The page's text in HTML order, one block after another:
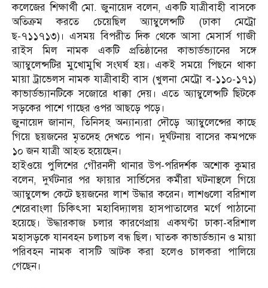
কলেজের শিক্ষার্থী মো. জুনায়েদ বলেন, একটি যাত্রীবাহী বাসকে
অতিক্রম করতে চেয়েছিল অ্যাম্বুলেন্সটি (ঢাকা মেট্রো
ছ-৭১১৭১৩)। এসময় বিপরীত দিক থেকে আসা মেসার্স গাজী
রাইস মিল নামক একটি প্রতিষ্ঠানের কাভার্ডভ্যানের সঙ্গে
অ্যাম্বুলেন্সটির মুখোমুখি সংঘর্ষ হয়। একই সময়ে পিছনে থাকা
মায়া ট্রাভেলস নামক যাত্রীবাহী বাস (খুলনা মেট্রো ব-১১০-১৭১)
কাভার্ডভ্যানটিকে সজোরে ধাক্কা দেয়। এতে অ্যাম্বুলেন্সটি ছিটকে
সড়কের পাশে গাছের ওপর আছড়ে পড়ে।
জুনায়েদ জানান, তিনিসহ অন্যান্যরা দৌড়ে অ্যাম্বুলেন্সের কাছে
গিয়ে ছয়জনের মৃতদেহ দেখতে পান। দুর্ঘটনায় বাসের কমপক্ষে
১০ জন যাত্রী আহত হয়েছেন।
হাইওয়ে পুলিশের গৌরনদী থানার উপ-পরিদর্শক অশোক কুমার
বলেন, দুর্ঘটনার পর ফায়ার সার্ভিসের কর্মীরা ঘটনাস্থলে গিয়ে
অ্যাম্বুলেন্স কেটে ছয়জনের লাশ উদ্ধার করেন। লাশগুলো বরিশাল
শেরেবাংলা চিকিৎসা মহাবিদ্যালয় হাসপাতালের মর্গে পাঠানো
হয়েছে। উদ্ধারকাজ চলার কারণেপ্রায় একঘণ্টা ঢাকা-বরিশাল
মহাসড়কে যানবহন চলাচল বন্ধ ছিল। ঘাতক কাভার্ডভ্যান ও মায়া
পরিবহন নামক বাসটি আটক করা হলেও চালকরা পালিয়ে
গেছেন।